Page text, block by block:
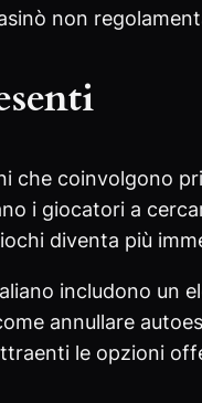
non
che coinvolgono
i giocatori a
diventa più
includono
annullare
le opzioni